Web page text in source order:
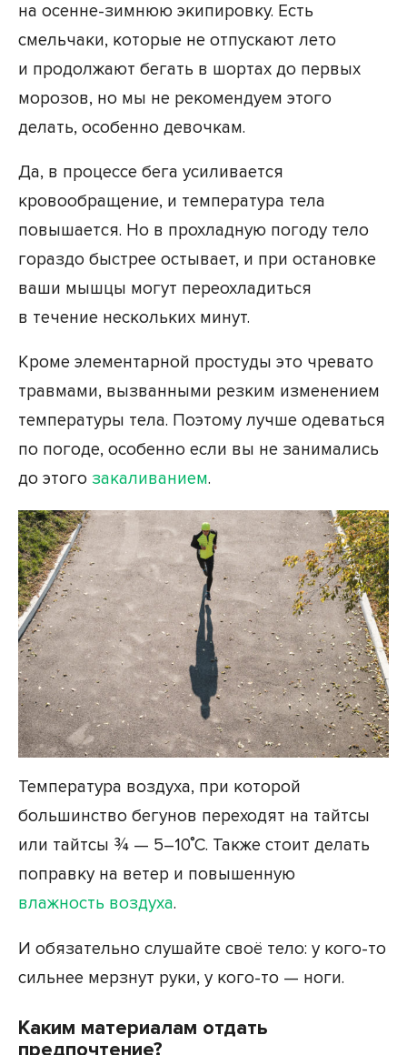
на осенне-зимнюю экипировку. Есть
смельчаки, которые не отпускают лето
и продолжают бегать в шортах до первых
морозов, но мы не рекомендуем этого
делать, особенно девочкам.
Да, в процессе бега усиливается
кровообращение, и температура тела
повышается. Но в прохладную погоду тело
гораздо быстрее остывает, и при остановке
ваши мышцы могут переохладиться
в течение нескольких минут.
Кроме элементарной простуды это чревато
травмами, вызванными резким изменением
температуры тела. Поэтому лучше одеваться
по погоде, особенно если вы не занимались
до этого закаливанием.
Температура воздуха, при которой
большинство бегунов переходят на тайтсы
или тайтсы ¾ — 5–10˚С. Также стоит делать
поправку на ветер и повышенную
влажность воздуха.
И обязательно слушайте своё тело: у кого-то
сильнее мерзнут руки, у кого-то — ноги.
Каким материалам отдать
предпочтение?